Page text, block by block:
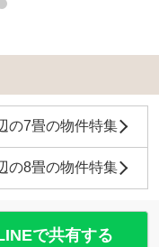
の7畳の物件特集
の8畳の物件特集
で共有する